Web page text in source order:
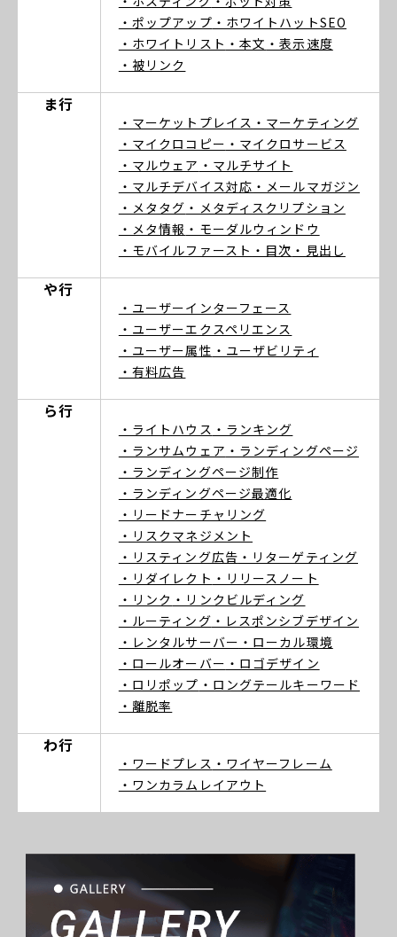
・ポップアップ ・ホワイトハットSEO
・ホワイトリスト ・本文 ・表示速度
・被リンク
ま行
・マーケットプレイス ・マーケティング
・マイクロコピー ・マイクロサービス
・マルウェア ・マルチサイト
・マルチデバイス対応 ・メールマガジン
・メタタグ ・メタディスクリプション
・メタ情報 ・モーダルウィンドウ
・モバイルファースト ・目次 ・見出し
や行
・ユーザーインターフェース
・ユーザーエクスペリエンス
・ユーザー属性 ・ユーザビリティ
・有料広告
ら行
・ライトハウス ・ランキング
・ランサムウェア ・ランディングページ
・ランディングページ制作
・ランディングページ最適化
・リードナーチャリング
・リスクマネジメント
・リスティング広告 ・リターゲティング
・リダイレクト ・リリースノート
・リンク ・リンクビルディング
・ルーティング ・レスポンシブデザイン
・レンタルサーバー ・ローカル環境
・ロールオーバー ・ロゴデザイン
・ロリポップ ・ロングテールキーワード
・離脱率
わ行
・ワードプレス ・ワイヤーフレーム
・ワンカラムレイアウト